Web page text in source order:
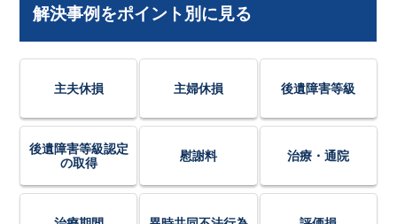
解決事例をポイント別に見る
主夫休損 主婦休損 後遺障害等級
後遺障害等級認定
の取得
慰謝料 治療・通院